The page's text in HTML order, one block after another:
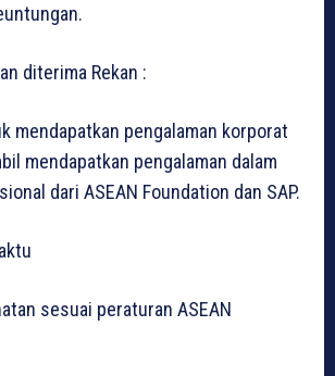
diterima Rekan :
mendapatkan pengalaman korporat
mendapatkan pengalaman dalam
dari ASEAN Foundation dan SAP.
sesuai peraturan ASEAN